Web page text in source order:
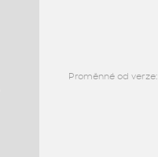
Proměnné od verze: